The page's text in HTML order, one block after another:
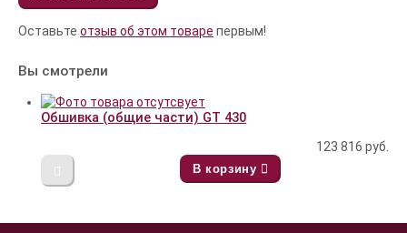
Оставьте отзыв об этом товаре первым!
Вы смотрели
Обшивка (общие части) GT 430
123 816 руб.
В корзину